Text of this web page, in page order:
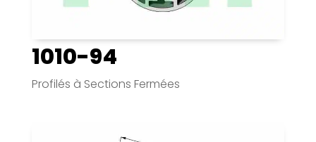
1010-94
Profilés à Sections Fermées